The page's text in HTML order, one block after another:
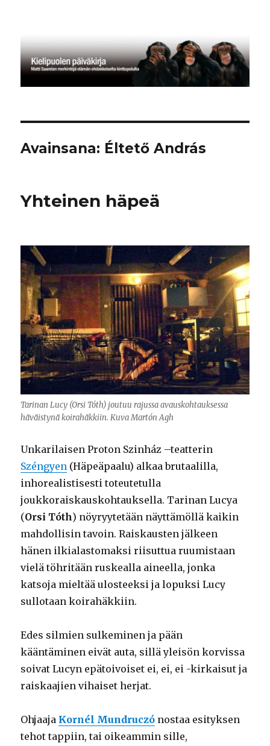
Avainsana: Éltető András
Yhteinen häpeä
Tarinan Lucy (Orsi Tóth) joutuu rajussa avauskohtauksessa
häväistynä koirahäkkiin. Kuva Martón Agh
Unkarilaisen Proton Szinház –teatterin
Széngyen (Häpeäpaalu) alkaa brutaalilla,
inhorealistisesti toteutetulla
joukkoraiskauskohtauksella. Tarinan Lucya
(Orsi Tóth) nöyryytetään näyttämöllä kaikin
mahdollisin tavoin. Raiskausten jälkeen
hänen ilkialastomaksi riisuttua ruumistaan
vielä töhritään ruskealla aineella, jonka
katsoja mieltää ulosteeksi ja lopuksi Lucy
sullotaan koirahäkkiin.
Edes silmien sulkeminen ja pään
kääntäminen eivät auta, sillä yleisön korvissa
soivat Lucyn epätoivoiset ei, ei, ei -kirkaisut ja
raiskaajien vihaiset herjat.
Ohjaaja Kornél Mundruczó nostaa esityksen
tehot tappiin, tai oikeammin sille,